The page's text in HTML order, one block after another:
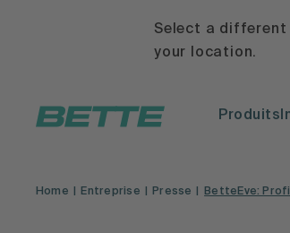
Select a
your location.
Produits
Home Entreprise Presse BetteEve: